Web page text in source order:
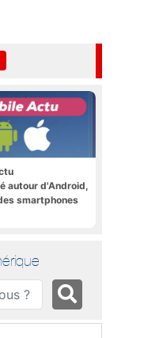
autour d'Android,
smartphones